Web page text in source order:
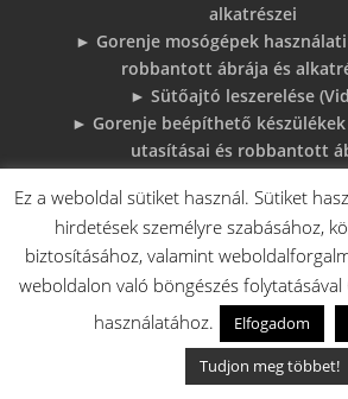
alkatrészei
► Gorenje mosógépek
robbantott ábrája és
► Sütőajtó leszerelése
► Gorenje beépíthető
utasításai és robbantott
adatlapok robbantott
► Gorenje Bojler Vízkő
megoldások
► 6 gyakori sütő hiba, és
♦Gorenje Háztartásigépek
Ez a weboldal sütiket használ. Sütiket
hirdetések személyre szabásához,
biztosításához, valamint
weboldalon való böngészés
használatához.
Elfogadom
Tudjon meg többet!